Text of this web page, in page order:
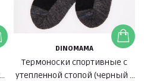
DINOMAMA
Термоноски спортивные с
утепленной стопой (черный с